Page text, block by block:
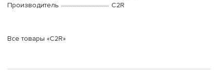
Производитель
C2R
Все товары «C2R»